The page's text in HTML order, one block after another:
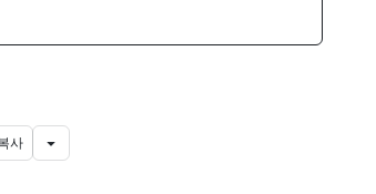
사